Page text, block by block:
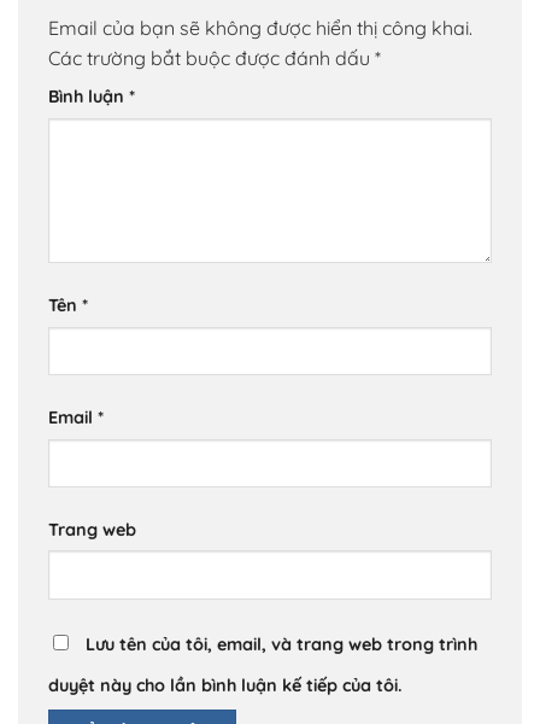
Email của bạn sẽ không được hiển thị công khai.
Các trường bắt buộc được đánh dấu *
Bình luận *
Tên *
Email *
Trang web
Lưu tên của tôi, email, và trang web trong trình
duyệt này cho lần bình luận kế tiếp của tôi.